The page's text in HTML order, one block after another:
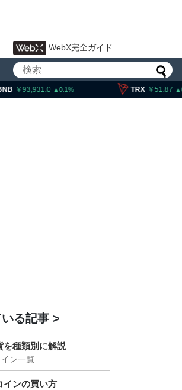
WebX完全ガイド
TRX 51.87 SOL
壊と
ドル
る記事
を種類別に解説
ン一覧
インの買い方